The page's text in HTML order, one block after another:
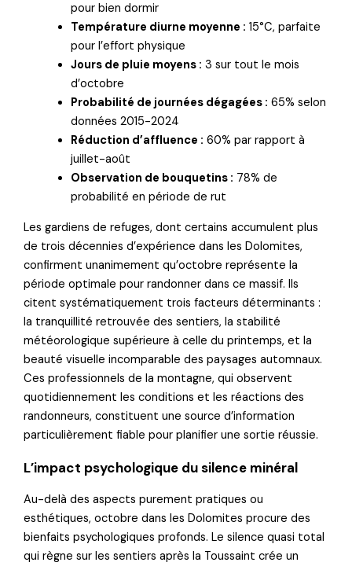
pour bien dormir
Température diurne moyenne : 15°C, parfaite
pour l’effort physique
Jours de pluie moyens : 3 sur tout le mois
d’octobre
Probabilité de journées dégagées : 65% selon
données 2015-2024
Réduction d’affluence : 60% par rapport à
juillet-août
Observation de bouquetins : 78% de
probabilité en période de rut
Les gardiens de refuges, dont certains accumulent plus
de trois décennies d’expérience dans les Dolomites,
confirment unanimement qu’octobre représente la
période optimale pour randonner dans ce massif. Ils
citent systématiquement trois facteurs déterminants :
la tranquillité retrouvée des sentiers, la stabilité
météorologique supérieure à celle du printemps, et la
beauté visuelle incomparable des paysages automnaux.
Ces professionnels de la montagne, qui observent
quotidiennement les conditions et les réactions des
randonneurs, constituent une source d’information
particulièrement fiable pour planifier une sortie réussie.
L’impact psychologique du silence minéral
Au-delà des aspects purement pratiques ou
esthétiques, octobre dans les Dolomites procure des
bienfaits psychologiques profonds. Le silence quasi total
qui règne sur les sentiers après la Toussaint crée un